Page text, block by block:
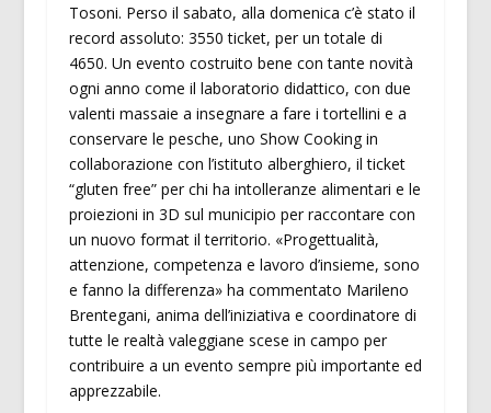
Tosoni. Perso il sabato, alla domenica c’è stato il
record assoluto: 3550 ticket, per un totale di
4650. Un evento costruito bene con tante novità
ogni anno come il laboratorio didattico, con due
valenti massaie a insegnare a fare i tortellini e a
conservare le pesche, uno Show Cooking in
collaborazione con l’istituto alberghiero, il ticket
“gluten free” per chi ha intolleranze alimentari e le
proiezioni in 3D sul municipio per raccontare con
un nuovo format il territorio. «Progettualità,
attenzione, competenza e lavoro d’insieme, sono
e fanno la differenza» ha commentato Marileno
Brentegani, anima dell’iniziativa e coordinatore di
tutte le realtà valeggiane scese in campo per
contribuire a un evento sempre più importante ed
apprezzabile.